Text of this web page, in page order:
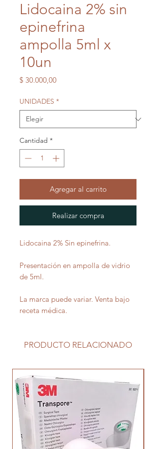
Lidocaina 2% sin
epinefrina
ampolla 5ml x
10un
$ 30.000,00Precio
UNIDADES *
Cantidad *
Agregar al carrito
Realizar compra
Lidocaina 2% Sin epinefrina.
Presentación en ampolla de vidrio
de 5ml.
La marca puede variar. Venta bajo
receta médica.
PRODUCTO RELACIONADO